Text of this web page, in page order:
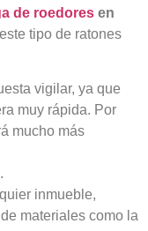
de roedores en
tipo de ratones
vigilar, ya que
muy rápida. Por
mucho más
inmueble,
materiales como la